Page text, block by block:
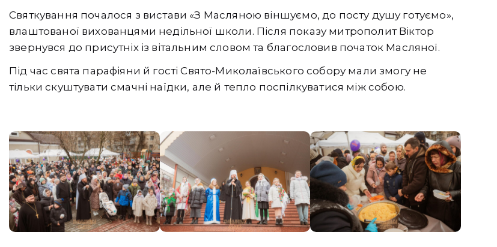
Святкування почалося з вистави «З Масляною віншуємо, до посту душу готуємо»,
влаштованої вихованцями недільної школи. Після показу митрополит Віктор
звернувся до присутніх із вітальним словом та благословив початок Масляної.
Під час свята парафіяни й гості Свято-Миколаївського собору мали змогу не
тільки скуштувати смачні наїдки, але й тепло поспілкуватися між собою.